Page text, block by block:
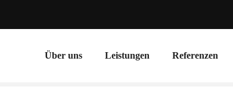
Über uns Leistungen Referenzen